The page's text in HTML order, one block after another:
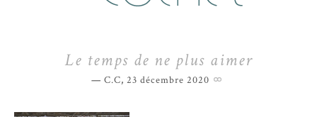
Le temps de ne plus aimer
C.C, 23 décembre 2020